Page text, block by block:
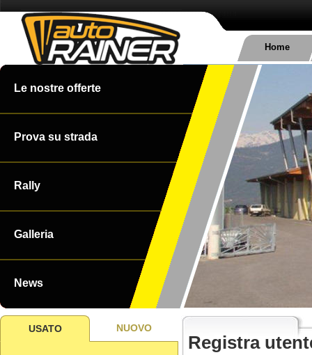
Home
Le nostre offerte
Prova su strada
Rally
Galleria
News
USATO NUOVO
Registra